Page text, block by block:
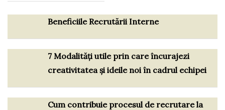
Beneficiile Recrutării Interne
7 Modalități utile prin care încurajezi
creativitatea și ideile noi în cadrul echipei
Cum contribuie procesul de recrutare la